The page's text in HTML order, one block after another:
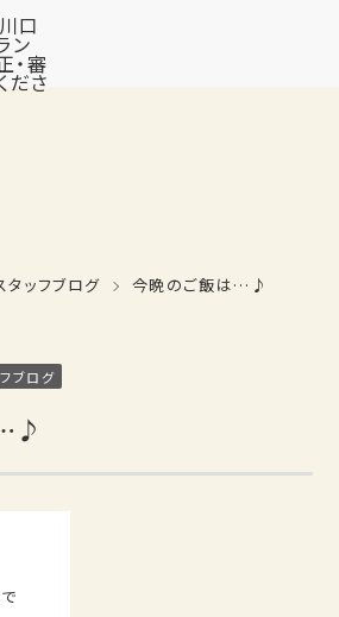
タッフブログ 今晩のご飯は…♪
ブログ